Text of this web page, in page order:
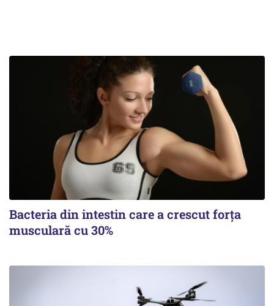
Bacteria din intestin care a crescut forța
musculară cu 30%